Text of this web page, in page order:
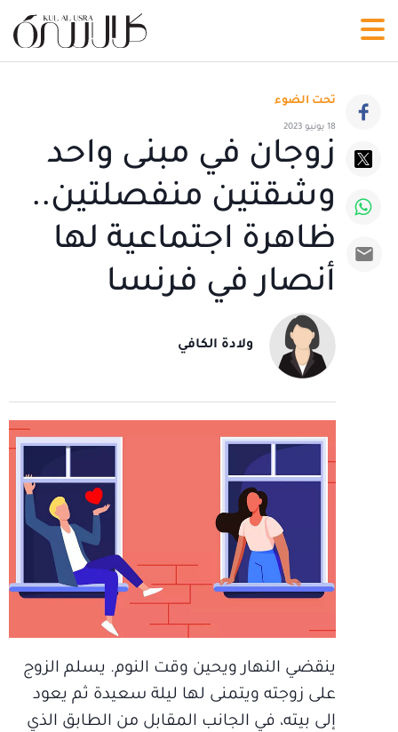
تحت الضوء
18 يونيو 2023
زوجان في مبنى واحد
وشقتين منفصلتين..
ظاهرة اجتماعية لها
أنصار في فرنسا
ولادة الكافي
ينقضي النهار ويحين وقت النوم. يسلم الزوج
على زوجته ويتمنى لها ليلة سعيدة ثم يعود
إلى بيته، في الجانب المقابل من الطابق الذي